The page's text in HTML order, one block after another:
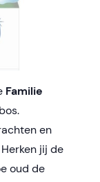
Familie
en
Herken jij de
oud de